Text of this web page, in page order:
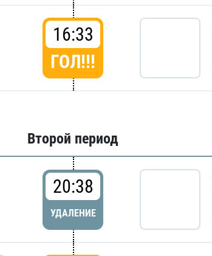
16:33
ГОЛ!!!
Второй период
20:38
УДАЛЕНИЕ